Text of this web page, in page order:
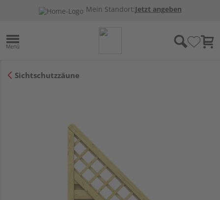
Mein Standort:Jetzt angeben
Sichtschutzzäune